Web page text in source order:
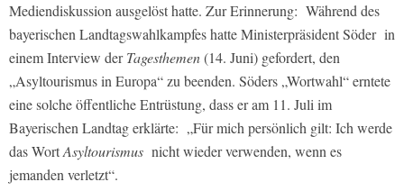
Mediendiskussion ausgelöst hatte. Zur Erinnerung: Während des
bayerischen Landtagswahlkampfes hatte Ministerpräsident Söder in
einem Interview derTagesthemen(14. Juni) gefordert, den
„Asyltourismus in Europa“ zu beenden. Söders „Wortwahl“ erntete
eine solche öffentliche Entrüstung, dass er am 11. Juli im
Bayerischen Landtag erklärte: „Für mich persönlich gilt: Ich werde
das WortAsyltourismus nicht wieder verwenden, wenn es
jemanden verletzt“.